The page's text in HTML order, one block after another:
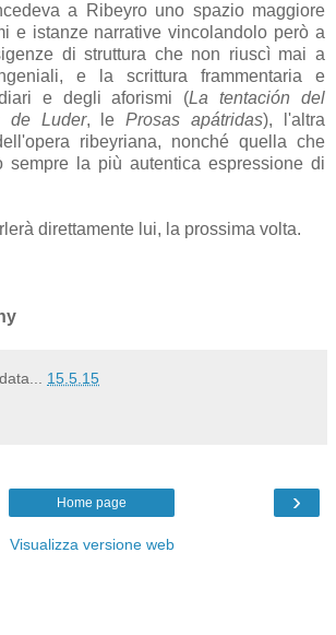
a Ribeyro uno spazio maggiore
e istanze narrative vincolandolo però a
di struttura che non riuscì mai a
e la scrittura frammentaria e
e degli aforismi (La tentación del
de Luder, leProsas apátridas), l'altra
ribeyriana, nonché quella che
sempre la più autentica espressione di
direttamente lui, la prossima volta.
15.5.15
›
Home page
Visualizza versione web